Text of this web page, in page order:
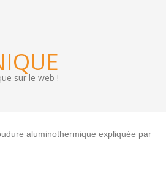
sur le web !
aluminothermique expliquée par